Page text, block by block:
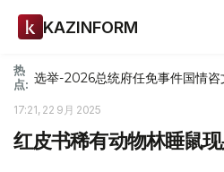
KAZINFORM
热
点: 选举-2026总统府任免事件国情咨
17:21, 22 9月 2025
红皮书稀有动物林睡鼠